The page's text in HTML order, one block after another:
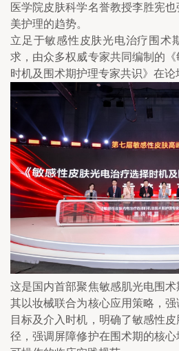
医学院皮肤科学名誉教授李胜宪
美护理的趋势。
立足于敏感性皮肤光电治疗围术
求，由众多权威专家共同编制的
时机及围术期护理专家共识》在论
这是国内首部聚焦敏感肌光电围术
其以妆械联合为核心应用策略，
目标及介入时机，明确了敏感性
径，强调屏障修护在围术期的核